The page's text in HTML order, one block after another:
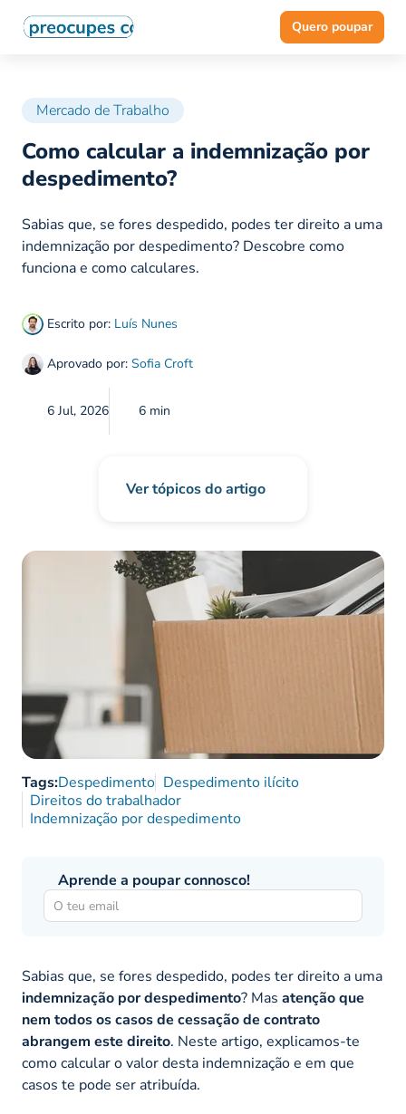
Quero poupar
Mercado de Trabalho
Como calcular a indemnização por
despedimento?
Escrito por: Luís Nunes
Aprovado por: Sofia Croft
6 Jul, 2026 6 min
Sabias que, se fores despedido, podes ter direito a uma
indemnização por despedimento? Descobre como
funciona e como calculares.
Ver tópicos do artigo
Tags:Despedimento Despedimento ilícito
Direitos do trabalhador
Indemnização por despedimento
Aprende a poupar connosco!
Sabias que, se fores despedido, podes ter direito a uma
indemnização por despedimento? Mas atenção que
nem todos os casos de cessação de contrato
abrangem este direito. Neste artigo, explicamos-te
como calcular o valor desta indemnização e em que
casos te pode ser atribuída.